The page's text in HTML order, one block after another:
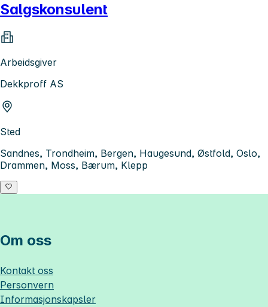
Salgskonsulent
Arbeidsgiver
Dekkproff AS
Sted
Sandnes, Trondheim, Bergen, Haugesund, Østfold, Oslo,
Drammen, Moss, Bærum, Klepp
Om oss
Kontakt oss
Personvern
Informasjonskapsler